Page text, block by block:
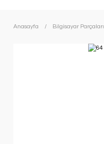
Anasayfa Bilgisayar Parçaları